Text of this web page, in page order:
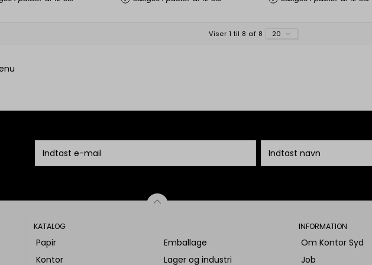
Viser 1 til 8 af 8 20
KATALOG
Papir
Kontor
Emballage
Lager og industri
INFORMATION
Om Kontor Syd
Job